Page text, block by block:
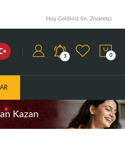
Hoş Geldiniz Sn. Ziyaretçi
3 0
Kazan